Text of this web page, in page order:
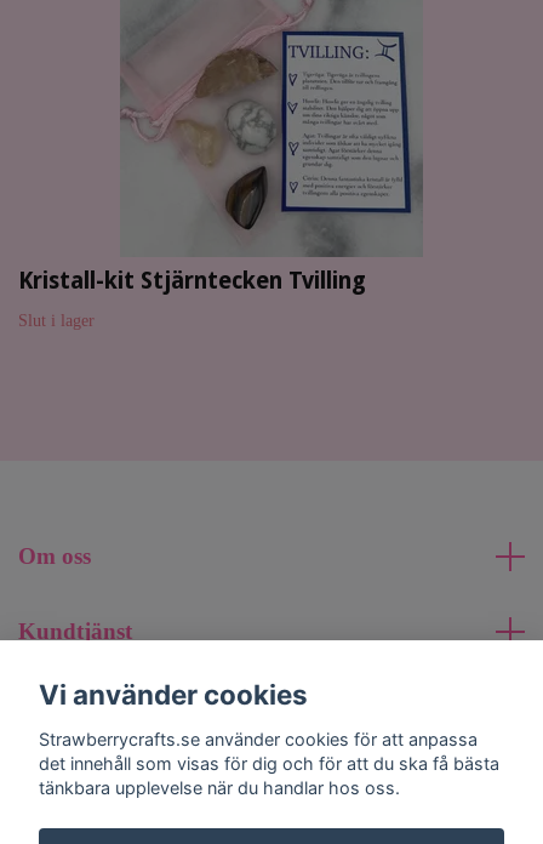
Kristall-kit Stjärntecken Tvilling
Slut i lager
Om oss
Kundtjänst
Läs mer
Sociala medier
Vi använder cookies
Strawberrycrafts.se använder cookies för att anpassa
det innehåll som visas för dig och för att du ska få bästa
tänkbara upplevelse när du handlar hos oss.